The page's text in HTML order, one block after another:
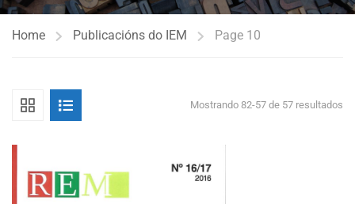
Home Publicacións do IEM Page 10
Mostrando 82-57 de 57 resultados